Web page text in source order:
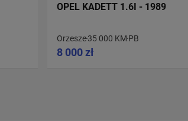
OPEL KADETT 1.6I - 1989
Orzesze35 000 KM PB
8 000 zł